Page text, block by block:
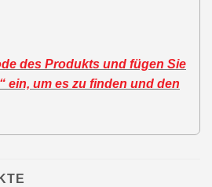
des Produkts und fügen Sie
ein, um es zu finden und den